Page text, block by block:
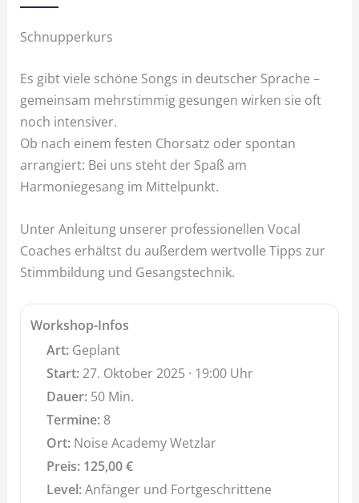
Schnupperkurs
Es gibt viele schöne Songs in deutscher Sprache –
gemeinsam mehrstimmig gesungen wirken sie oft
noch intensiver.
Ob nach einem festen Chorsatz oder spontan
arrangiert: Bei uns steht der Spaß am
Harmoniegesang im Mittelpunkt.
Unter Anleitung unserer professionellen Vocal
Coaches erhältst du außerdem wertvolle Tipps zur
Stimmbildung und Gesangstechnik.
Workshop-Infos
Art: Geplant
Start:27. Oktober 2025 · 19:00 Uhr
Dauer: 50 Min.
Termine: 8
Ort: Noise Academy Wetzlar
Preis: 125,00€
Level:Anfänger und Fortgeschrittene